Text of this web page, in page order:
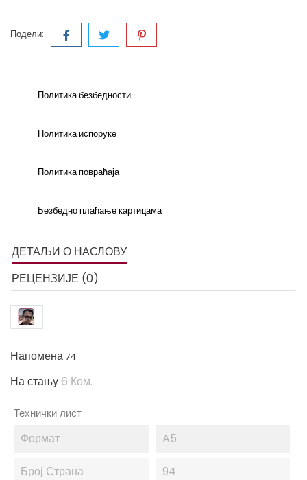
Подели:
Политика безбедности
Политика испоруке
Политика повраћаја
Безбедно плаћање картицама
ДЕТАЉИ О НАСЛОВУ
РЕЦЕНЗИЈЕ (0)
Напомена74
На стању6 Ком.
Технички лист
Формат A5
Број Страна 94